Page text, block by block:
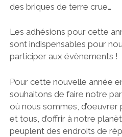
des briques de terre crue…
Les adhésions pour cette
sont indispensables pour
participer aux évènements !
Pour cette nouvelle année
souhaitons de faire notre
où nous sommes, d’oeuvrer
et tous, d’offrir à notre
peuplent des endroits de